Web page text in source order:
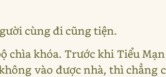
cùng đi cũng tiện.
chìa khóa. Trước khi Tiểu
vào được nhà, thì chẳng